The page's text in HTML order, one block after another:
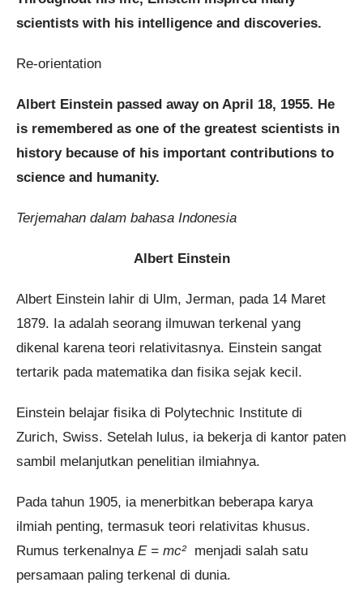
scientists with his intelligence and discoveries.
Re-orientation
Albert Einstein passed away on April 18, 1955. He
is remembered as one of the greatest scientists in
history because of his important contributions to
science and humanity.
Terjemahan dalam bahasa Indonesia
Albert Einstein
Albert Einstein lahir di Ulm, Jerman, pada 14 Maret
1879. Ia adalah seorang ilmuwan terkenal yang
dikenal karena teori relativitasnya. Einstein sangat
tertarik pada matematika dan fisika sejak kecil.
Einstein belajar fisika di Polytechnic Institute di
Zurich, Swiss. Setelah lulus, ia bekerja di kantor paten
sambil melanjutkan penelitian ilmiahnya.
Pada tahun 1905, ia menerbitkan beberapa karya
ilmiah penting, termasuk teori relativitas khusus.
Rumus terkenalnya E = mc² menjadi salah satu
persamaan paling terkenal di dunia.